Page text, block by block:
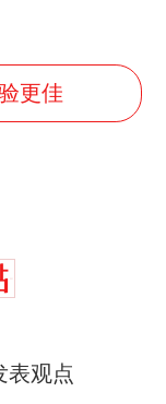
更佳
表观点
刀的女孩，